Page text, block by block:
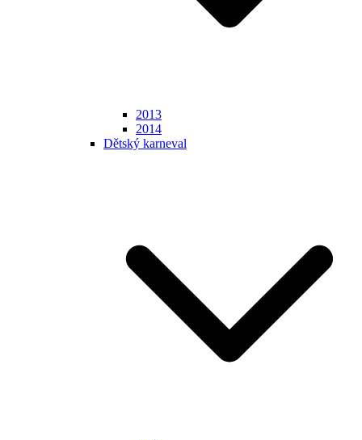
2013
2014
Dětský karneval